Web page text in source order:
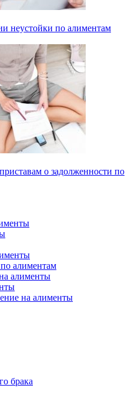
неустойки по алиментам
о задолженности по
алиментам
алименты
на алименты
брака